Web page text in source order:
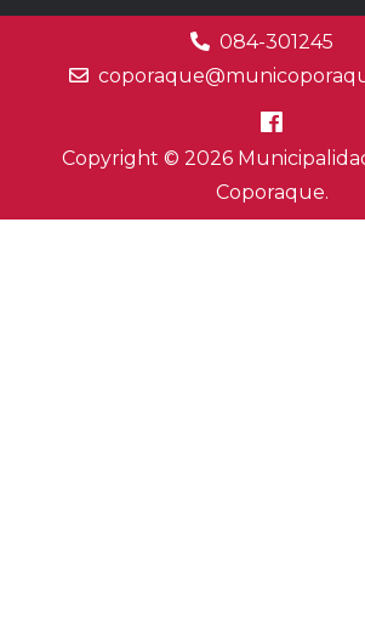
084-301245
Copyright © 2026
Coporaque.